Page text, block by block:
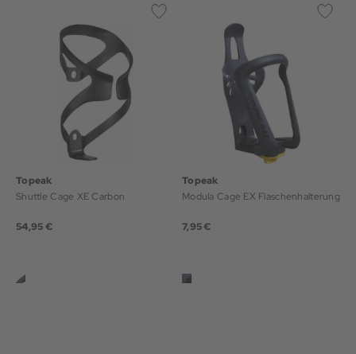
Topeak
Shuttle Cage XE Carbon
54,95 €
Topeak
Modula Cage EX Flaschenhalterung
7,95 €